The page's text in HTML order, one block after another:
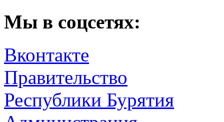
Мы в соцсетях:
Вконтакте
Правительство
Республики Бурятия